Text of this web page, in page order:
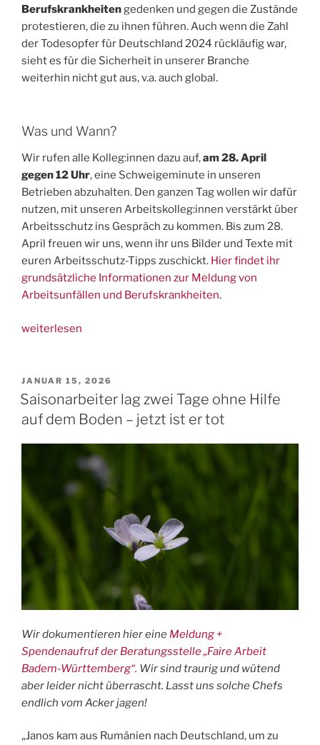
Berufskrankheitengedenken und gegen die Zustände
protestieren, die zu ihnen führen. Auch wenn die Zahl
der Todesopfer für Deutschland 2024 rückläufig war,
sieht es für die Sicherheit in unserer Branche
weiterhin nicht gut aus, v.a. auch global.
Was und Wann?
Wir rufen alle Kolleg:innen dazu auf,am 28. April
gegen 12 Uhr, eine Schweigeminute in unseren
Betrieben abzuhalten. Den ganzen Tag wollen wir dafür
nutzen, mit unseren Arbeitskolleg:innen verstärkt über
Arbeitsschutz ins Gespräch zu kommen. Bis zum 28.
April freuen wir uns, wenn ihr uns Bilder und Texte mit
euren Arbeitsschutz-Tipps zuschickt. Hier findet ihr
grundsätzliche Informationen zur Meldung von
Arbeitsunfällen und Berufskrankheiten.
„28.4.:
Arbeit
–
Workers
Day“
weiterlesen
VERÖFFENTLICHT
AM
JANUAR 15, 2026
Saisonarbeiter lag zwei Tage ohne Hilfe
auf dem Boden – jetzt ist er tot
Wir dokumentieren hier eine Meldung +
Spendenaufruf der Beratungsstelle „Faire Arbeit
Badem-Württemberg“. Wir sind traurig und wütend
aber leider nicht überrascht. Lasst uns solche Chefs
endlich vom Acker jagen!
„Janos kam aus Rumänien nach Deutschland, um zu